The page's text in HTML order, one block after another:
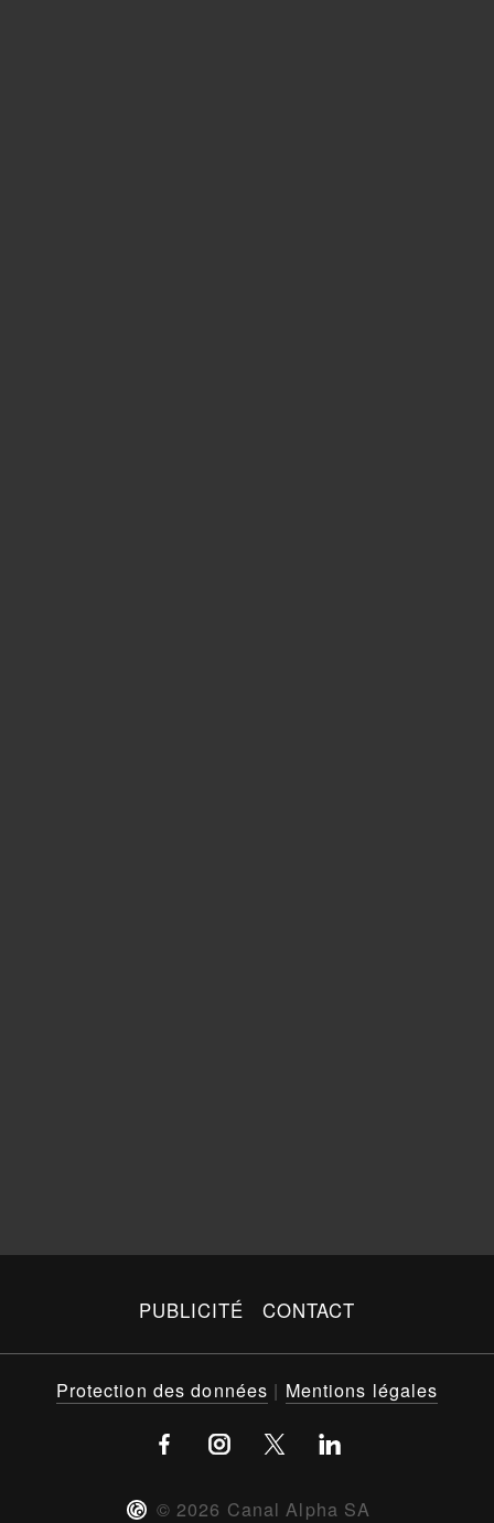
PUBLICITÉ CONTACT
© 2026 Canal Alpha SA
Protection des données | Mentions légales